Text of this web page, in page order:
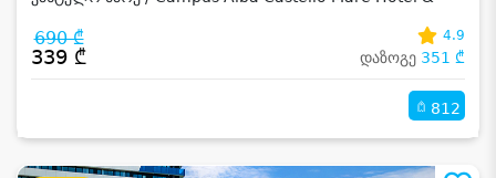
690 ₾
339 ₾
4.9
დაზოგე 351 ₾
812